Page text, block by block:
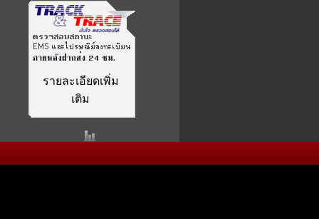
รายละเอียดเพิ่ม
เติม